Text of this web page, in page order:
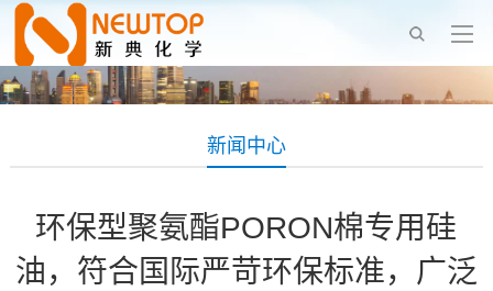
新闻中心
环保型聚氨酯PORON棉专用硅
油，符合国际严苛环保标准，广泛